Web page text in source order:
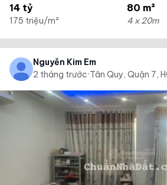
14 tỷ
175 triệu/m²
80 m²
4 x 20m
Nguyễn Kim Em
2 tháng trước·Tân Quy, Quận 7,